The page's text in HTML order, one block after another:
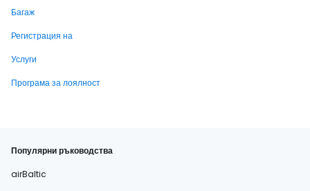
Багаж
Регистрация на
Услуги
Програма за лоялност
Популярни ръководства
airBaltic